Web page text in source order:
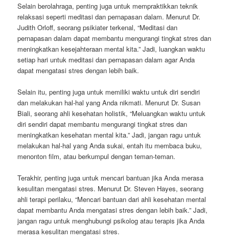
Selain berolahraga, penting juga untuk mempraktikkan teknik
relaksasi seperti meditasi dan pernapasan dalam. Menurut Dr.
Judith Orloff, seorang psikiater terkenal, “Meditasi dan
pernapasan dalam dapat membantu mengurangi tingkat stres dan
meningkatkan kesejahteraan mental kita.” Jadi, luangkan waktu
setiap hari untuk meditasi dan pernapasan dalam agar Anda
dapat mengatasi stres dengan lebih baik.
Selain itu, penting juga untuk memiliki waktu untuk diri sendiri
dan melakukan hal-hal yang Anda nikmati. Menurut Dr. Susan
Biali, seorang ahli kesehatan holistik, “Meluangkan waktu untuk
diri sendiri dapat membantu mengurangi tingkat stres dan
meningkatkan kesehatan mental kita.” Jadi, jangan ragu untuk
melakukan hal-hal yang Anda sukai, entah itu membaca buku,
menonton film, atau berkumpul dengan teman-teman.
Terakhir, penting juga untuk mencari bantuan jika Anda merasa
kesulitan mengatasi stres. Menurut Dr. Steven Hayes, seorang
ahli terapi perilaku, “Mencari bantuan dari ahli kesehatan mental
dapat membantu Anda mengatasi stres dengan lebih baik.” Jadi,
jangan ragu untuk menghubungi psikolog atau terapis jika Anda
merasa kesulitan mengatasi stres.